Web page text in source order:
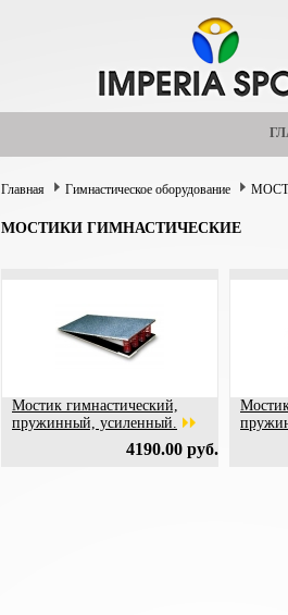
Главная Гимнастическое оборудование
МОСТИКИ ГИМНАСТИЧЕСКИЕ
Мостик гимнастический,
пружинный, усиленный.
4190.00 руб.